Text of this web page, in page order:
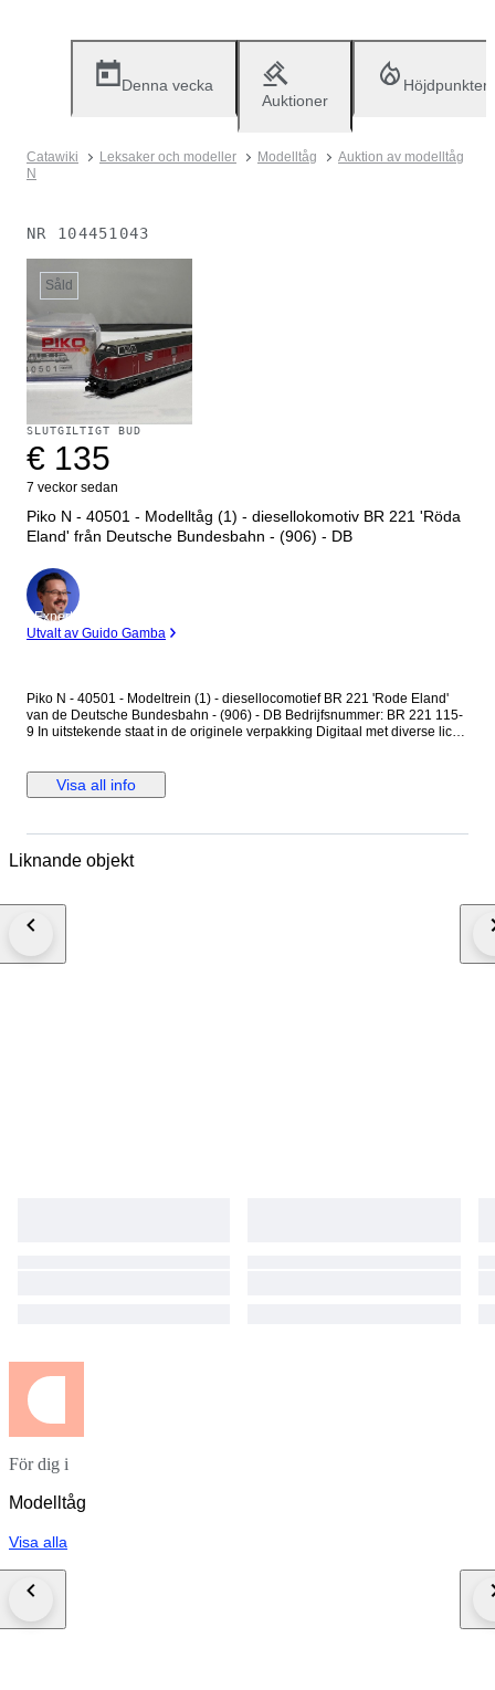
Denna vecka
Auktioner
Höjdpunkter
Catawiki Leksaker och modeller Modelltåg
Auktion av modelltåg
N
NR 104451043
Såld
SLUTGILTIGT BUD
€ 135
7 veckor sedan
Piko N - 40501 - Modelltåg (1) - diesellokomotiv BR 221 'Röda
Eland' från Deutsche Bundesbahn - (906) - DB
Expert
Utvalt av Guido Gamba
Piko N - 40501 - Modeltrein (1) - diesellocomotief BR 221 'Rode Eland'
van de Deutsche Bundesbahn - (906) - DB Bedrijfsnummer: BR 221 115-
9 In uitstekende staat in de originele verpakking Digitaal met diverse licht
Visa all info
Liknande objekt
För dig i
Modelltåg
Visa alla